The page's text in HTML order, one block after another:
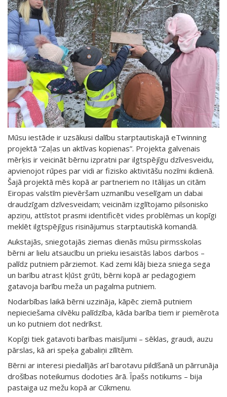
Mūsu iestāde ir uzsākusi dalību starptautiskajā eTwinning
projektā “Zaļas un aktīvas kopienas”. Projekta galvenais
mērķis ir veicināt bērnu izpratni par ilgtspējīgu dzīvesveidu,
apvienojot rūpes par vidi ar fizisko aktivitāšu nozīmi ikdienā.
Šajā projektā mēs kopā ar partneriem no Itālijas un citām
Eiropas valstīm pievēršam uzmanību veselīgam un dabai
draudzīgam dzīvesveidam; veicinām izglītojamo pilsonisko
apziņu, attīstot prasmi identificēt vides problēmas un kopīgi
meklēt ilgtspējīgus risinājumus starptautiskā komandā.
Aukstajās, sniegotajās ziemas dienās mūsu pirmsskolas
bērni ar lielu atsaucību un prieku iesaistās labos darbos –
palīdz putniem pārziemot. Kad zemi klāj bieza sniega sega
un barību atrast kļūst grūti, bērni kopā ar pedagogiem
gatavoja barību meža un pagalma putniem.
Nodarbības laikā bērni uzzināja, kāpēc ziemā putniem
nepieciešama cilvēku palīdzība, kāda barība tiem ir piemērota
un ko putniem dot nedrīkst.
Kopīgi tiek gatavoti barības maisījumi – sēklas, graudi, auzu
pārslas, kā ari speķa gabaliņi zīlītēm.
Bērni ar interesi piedalījās arī barotavu pildīšanā un pārrunāja
drošības noteikumus dodoties ārā. Īpašs notikums – bija
pastaiga uz mežu kopā ar Cūkmenu.